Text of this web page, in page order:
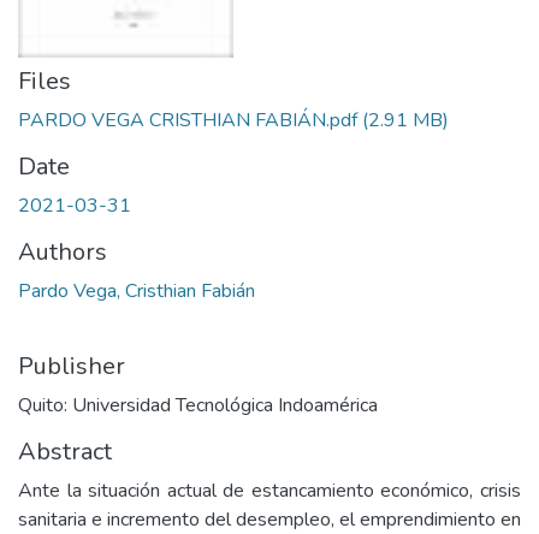
Files
PARDO VEGA CRISTHIAN FABIÁN.pdf(2.91 MB)
Date
2021-03-31
Authors
Pardo Vega, Cristhian Fabián
Publisher
Quito: Universidad Tecnológica Indoamérica
Abstract
Ante la situación actual de estancamiento económico, crisis
sanitaria e incremento del desempleo, el emprendimiento en